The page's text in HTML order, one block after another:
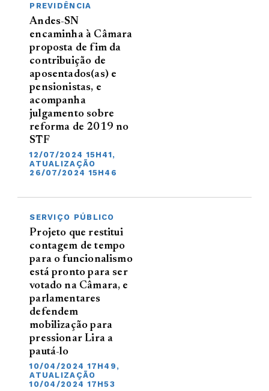
PREVIDÊNCIA
Andes-SN
encaminha à Câmara
proposta de fim da
contribuição de
aposentados(as) e
pensionistas, e
acompanha
julgamento sobre
reforma de 2019 no
STF
12/07/2024 15H41,
ATUALIZAÇÃO
26/07/2024 15H46
SERVIÇO PÚBLICO
Projeto que restitui
contagem de tempo
para o funcionalismo
está pronto para ser
votado na Câmara, e
parlamentares
defendem
mobilização para
pressionar Lira a
pautá-lo
10/04/2024 17H49,
ATUALIZAÇÃO
10/04/2024 17H53